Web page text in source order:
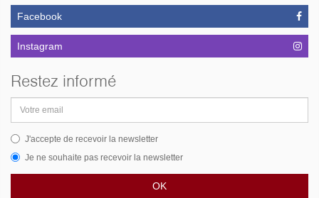
Facebook
Instagram
Restez informé
email
J'accepte de recevoir la newsletter
Je ne souhaite pas recevoir la newsletter